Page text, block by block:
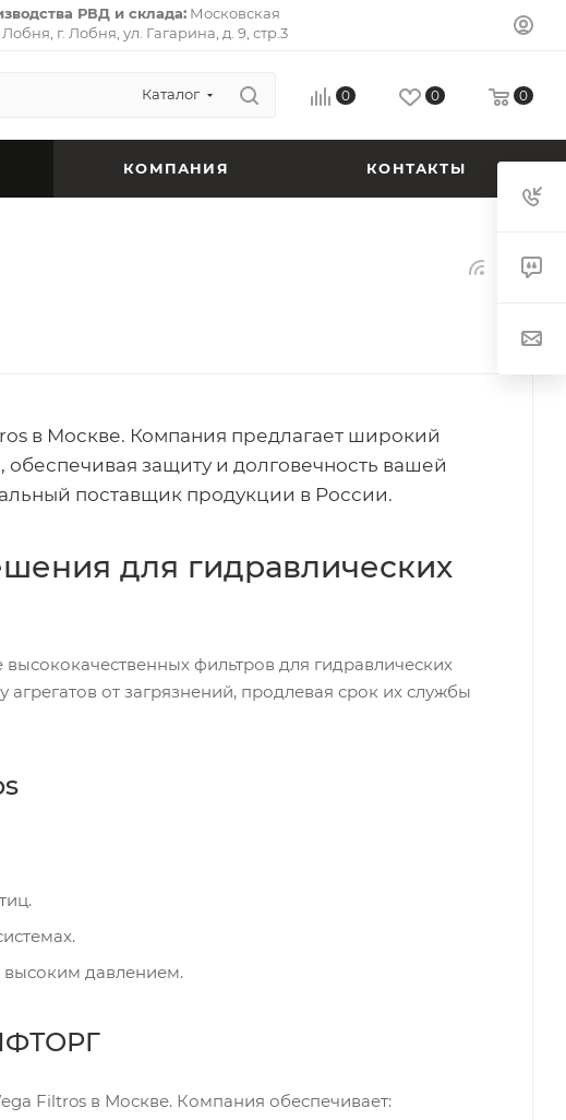
РВД и склада: Московская
Лобня, г. Лобня, ул. Гагарина, д. 9, стр.3
Каталог 0 0 0
КОМПАНИЯ КОНТАКТЫ
в Москве. Компания предлагает широкий
защиту и долговечность вашей
поставщик продукции в России.
для гидравлических
фильтров для гидравлических
от загрязнений, продлевая срок их службы
высоким давлением.
Filtros в Москве. Компания обеспечивает: